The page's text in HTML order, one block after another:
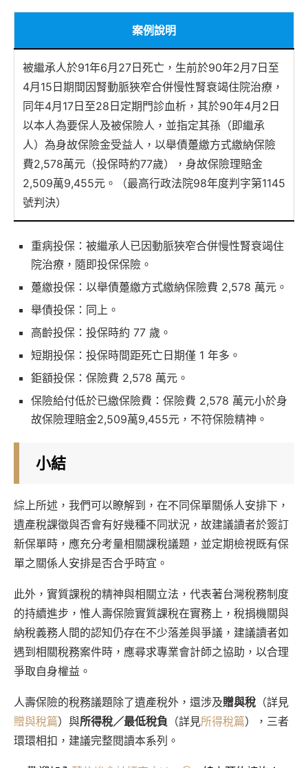
案例說明
被繼承人於91年6月27日死亡，生前於90年2月7日至
4月15日期間因腎動脈狹窄合併慢性腎衰竭住院治療，
同年4月17日至28日定期門診血析，其於90年4月2日
以本人為要保人及被保險人，並指定其孫（即繼承
人）為身故保險金受益人，以舉債躉繳方式繳納保險
費2,578萬元（投保時約77歲），身故保險理賠金
2,509萬9,455元。（最高行政法院98年度判字第1145
號判決）
重病投保：被繼承人已因動脈狹窄合併慢性腎衰竭住
院治療，隨即投保保險。
躉繳投保：以舉債躉繳方式繳納保險費 2,578 萬元。
舉債投保：同上。
高齡投保：投保時約 77 歲。
短期投保：投保時間距死亡日期僅 1 年多。
鉅額投保：保險費 2,578 萬元。
保險給付低於已繳保險費：保險費 2,578 萬元小於身
故保險理賠金2,509萬9,455元，不符保險精神。
小結
綜上所述，我們可以瞭解到，在不同保單關係人安排下，
遺產稅課徵與否會有好幾種不同狀況，故建議讀者於簽訂
新保單時，應充分考量相關課稅議題，並定期檢視既有保
單之關係人安排是否合乎時宜。
此外，實質課稅的精神與相關立法，代表著台灣稅務制度
的持續進步，惟人壽保險實質課稅在實務上，稅捐機關與
納稅義務人間的認知仍存在不少落差與爭議，建議讀者如
遇到相關稅務案件時，應尋求專業會計師之協助，以合理
爭取自身權益。
人壽保險的稅務議題除了遺產稅外，還涉及贈與稅 （詳見
贈與稅篇）與所得稅／最低稅負 （詳見所得稅篇），三者
環環相扣，建議完整閱讀本系列。